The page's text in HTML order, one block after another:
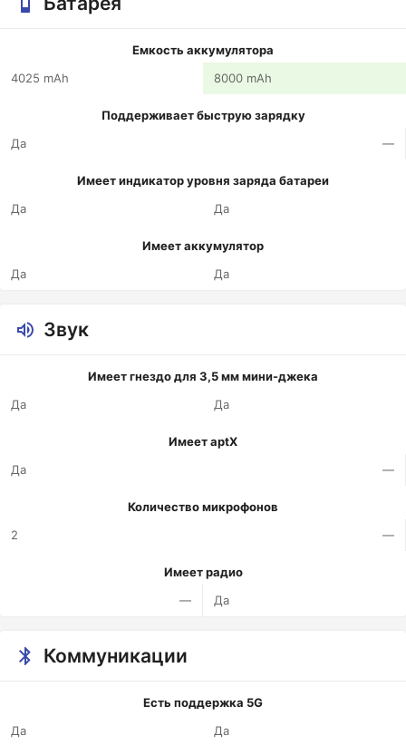
Емкость аккумулятора
4025 mAh
8000 mAh
Поддерживает быструю зарядку
Да
—
Имеет индикатор уровня заряда батареи
Да
Да
Имеет аккумулятор
Да
Да
Звук
Имеет гнездо для 3,5 мм мини-джека
Да
Да
Имеет aptX
Да
—
Количество микрофонов
2
—
Имеет радио
—
Да
Коммуникации
Есть поддержка 5G
Да
Да